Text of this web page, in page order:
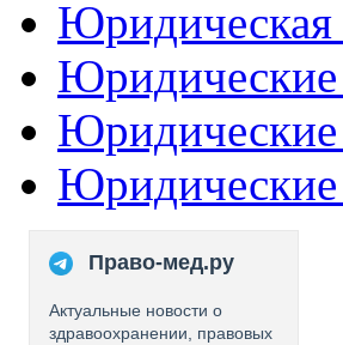
Юридическая
Юридические
Юридические
Юридические
Право-мед.ру
Актуальные новости о
здравоохранении, правовых